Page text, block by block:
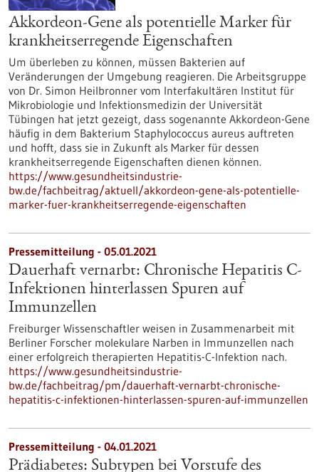
Akkordeon-Gene als potentielle Marker für
krankheitserregende Eigenschaften
Um überleben zu können, müssen Bakterien auf
Veränderungen der Umgebung reagieren. Die Arbeitsgruppe
von Dr. Simon Heilbronner vom Interfakultären Institut für
Mikrobiologie und Infektionsmedizin der Universität
Tübingen hat jetzt gezeigt, dass sogenannte Akkordeon-Gene
häufig in dem Bakterium Staphylococcus aureus auftreten
und hofft, dass sie in Zukunft als Marker für dessen
krankheitserregende Eigenschaften dienen können.
https://www.gesundheitsindustrie-
bw.de/fachbeitrag/aktuell/akkordeon-gene-als-potentielle-
marker-fuer-krankheitserregende-eigenschaften
Pressemitteilung - 05.01.2021
Dauerhaft vernarbt: Chronische Hepatitis C-
Infektionen hinterlassen Spuren auf
Immunzellen
Freiburger Wissenschaftler weisen in Zusammenarbeit mit
Berliner Forscher molekulare Narben in Immunzellen nach
einer erfolgreich therapierten Hepatitis-C-Infektion nach.
https://www.gesundheitsindustrie-
bw.de/fachbeitrag/pm/dauerhaft-vernarbt-chronische-
hepatitis-c-infektionen-hinterlassen-spuren-auf-immunzellen
Pressemitteilung - 04.01.2021
Prädiabetes: Subtypen bei Vorstufe des